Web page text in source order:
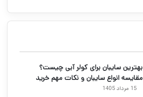
بهترین سایبان برای کولر آبی چیست؟
مقایسه انواع سایبان و نکات مهم خرید
15 مرداد 1405